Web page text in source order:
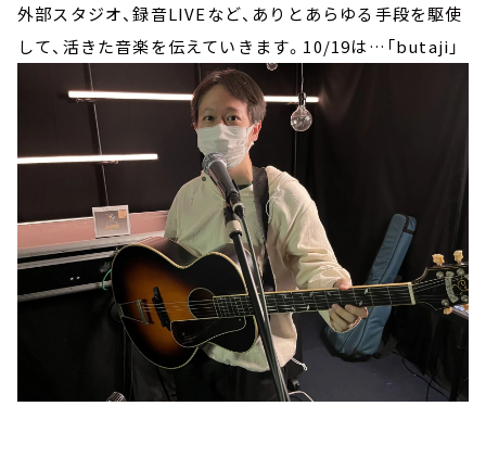
外部スタジオ、録音LIVEなど、ありとあらゆる手段を駆使
して、活きた音楽を伝えていきます。10/19は… 「butaji」